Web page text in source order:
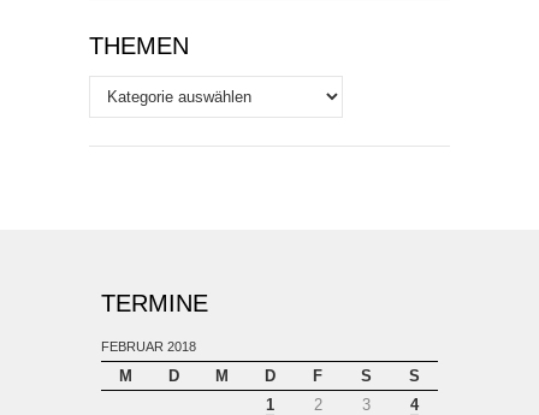
THEMEN
Themen
TERMINE
FEBRUAR 2018
M D M D F S
S
1
2 3
4